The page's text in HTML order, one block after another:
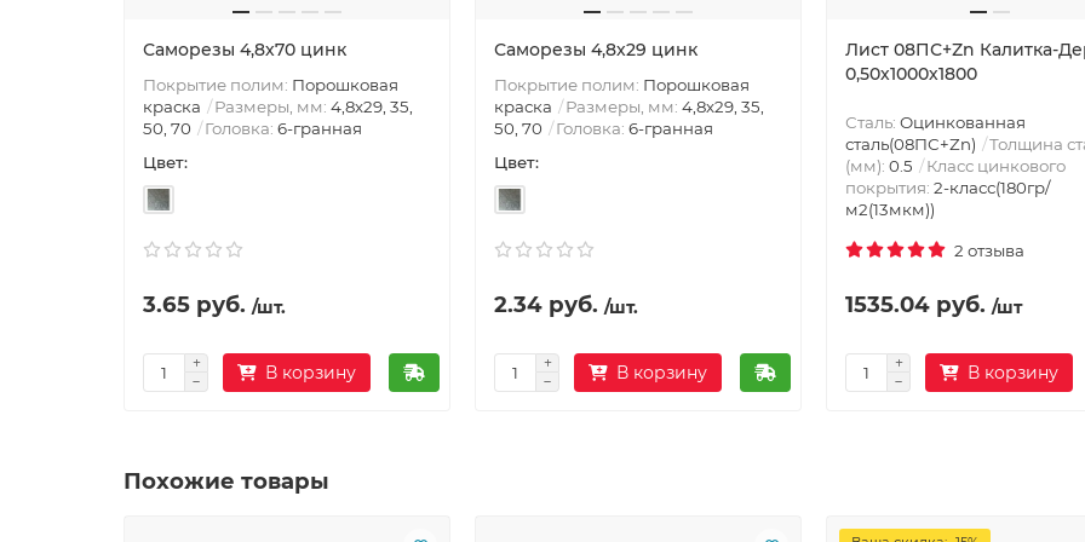
Саморезы 4,8х70 цинк
Покрытие полим: Порошковая
краска
Размеры, мм: 4,8х29, 35,
50, 70
Головка: 6-гранная
Цвет:
3.65 руб. /шт.
В корзину
Саморезы 4,8х29 цинк
Покрытие полим: Порошковая
краска
Размеры, мм: 4,8х29, 35,
50, 70
Головка: 6-гранная
Цвет:
2.34 руб. /шт.
В корзину
Лист 08ПС+Zn Калитка-
0,50х1000х1800
Сталь: Оцинкованная
сталь(08ПС+Zn)
Толщина
(мм): 0.5
Класс цинкового
покрытия: 2-класс(180гр/
м2(13мкм))
2 отзыва
1535.04 руб. /шт
В корзину
Похожие товары